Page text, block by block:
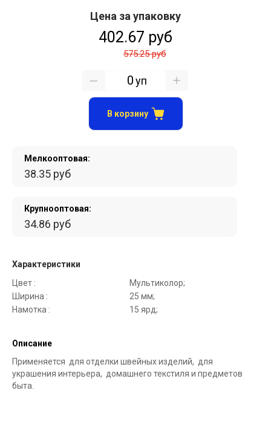
Мелкооптовая:
38.35 руб
Крупнооптовая:
34.86 руб
Характеристики
Цвет :
Мультиколор;
Ширина :
25 мм;
Намотка :
15 ярд;
Описание
Применяется для отделки швейных изделий, для
украшения интерьера, домашнего текстиля и предметов
быта.
Цена за упаковку
402.67 руб
575.25 руб
уп
В корзину